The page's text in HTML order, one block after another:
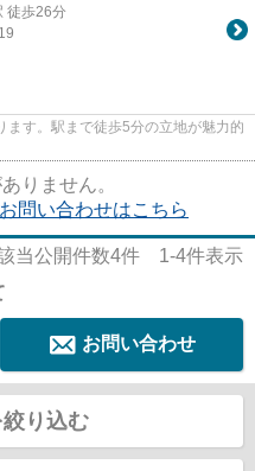
徒歩26分
す。駅まで徒歩5分の立地が魅力的
りません。
問い合わせはこちら
当公開件数4件 1-4件表示
お問い合わせ
り込む